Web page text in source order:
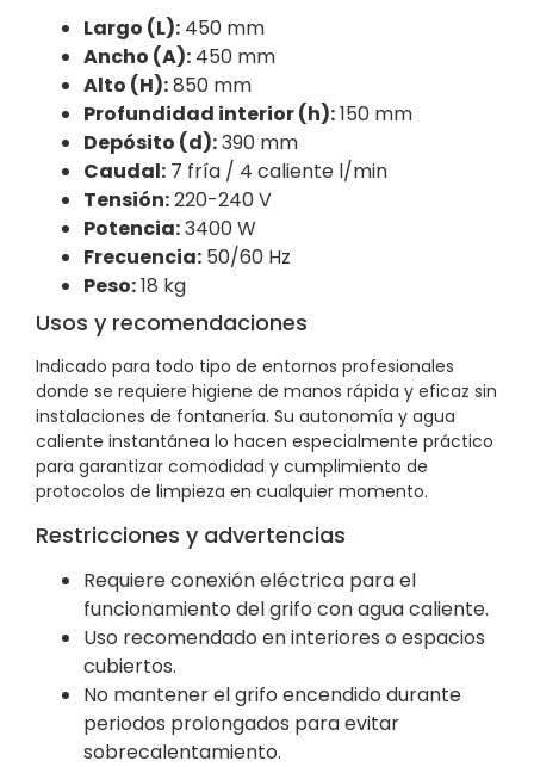
Largo (L): 450 mm
Ancho (A): 450 mm
Alto (H):850 mm
Profundidad interior (h):150 mm
Depósito (d):390 mm
Caudal: 7 fría / 4 caliente l/min
Tensión:220-240 V
Potencia:3400 W
Frecuencia: 50/60 Hz
Peso:18 kg
Usos y recomendaciones
Indicado para todo tipo de entornos profesionales
donde se requiere higiene de manos rápida y eficaz sin
instalaciones de fontanería. Su autonomía y agua
caliente instantánea lo hacen especialmente práctico
para garantizar comodidad y cumplimiento de
protocolos de limpieza en cualquier momento.
Restricciones y advertencias
Requiere conexión eléctrica para el
funcionamiento del grifo con agua caliente.
Uso recomendado en interiores o espacios
cubiertos.
No mantener el grifo encendido durante
periodos prolongados para evitar
sobrecalentamiento.